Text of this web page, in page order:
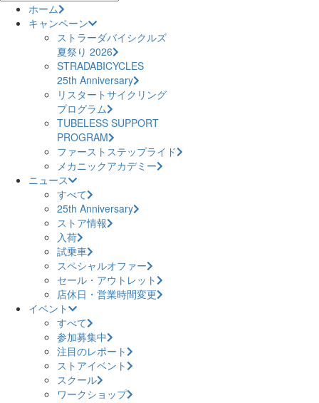
ホーム
キャンペーン
ストラーダバイシクルズ
夏祭り 2026
STRADABICYCLES
25th Anniversary
リスタートサイクリング
プログラム
TUBELESS SUPPORT
PROGRAM
ファーストステップライド
メカニックアカデミー
ニュース
すべて
25th Anniversary
ストア情報
入荷
試乗車
スペシャルオファー
セール・アウトレット
店休日・営業時間変更
イベント
すべて
参加募集中
注目のレポート
ストアイベント
スクール
ワークショップ